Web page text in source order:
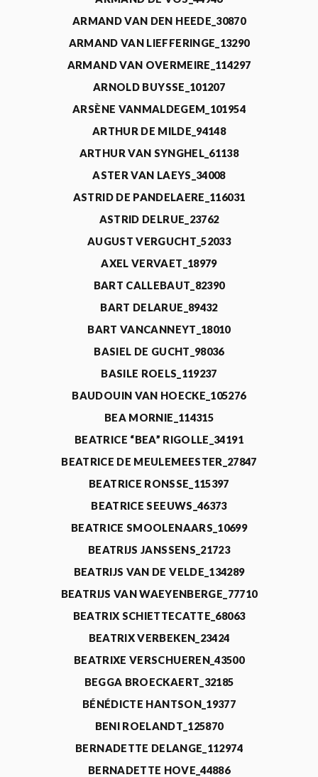
ARMAND VAN DEN HEEDE_30870
ARMAND VAN LIEFFERINGE_13290
ARMAND VAN OVERMEIRE_114297
ARNOLD BUYSSE_101207
ARSÈNE VANMALDEGEM_101954
ARTHUR DE MILDE_94148
ARTHUR VAN SYNGHEL_61138
ASTER VAN LAEYS_34008
ASTRID DE PANDELAERE_116031
ASTRID DELRUE_23762
AUGUST VERGUCHT_52033
AXEL VERVAET_18979
BART CALLEBAUT_82390
BART DELARUE_89432
BART VANCANNEYT_18010
BASIEL DE GUCHT_98036
BASILE ROELS_119237
BAUDOUIN VAN HOECKE_105276
BEA MORNIE_114315
BEATRICE “BEA” RIGOLLE_34191
BEATRICE DE MEULEMEESTER_27847
BEATRICE RONSSE_115397
BEATRICE SEEUWS_46373
BEATRICE SMOOLENAARS_10699
BEATRIJS JANSSENS_21723
BEATRIJS VAN DE VELDE_134289
BEATRIJS VAN WAEYENBERGE_77710
BEATRIX SCHIETTECATTE_68063
BEATRIX VERBEKEN_23424
BEATRIXE VERSCHUEREN_43500
BEGGA BROECKAERT_32185
BÉNÉDICTE HANTSON_19377
BENI ROELANDT_125870
BERNADETTE DELANGE_112974
BERNADETTE HOVE_44886